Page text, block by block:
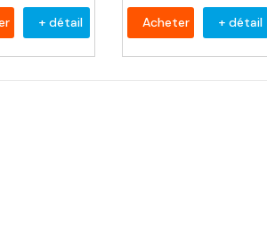
+ détail Acheter + détail